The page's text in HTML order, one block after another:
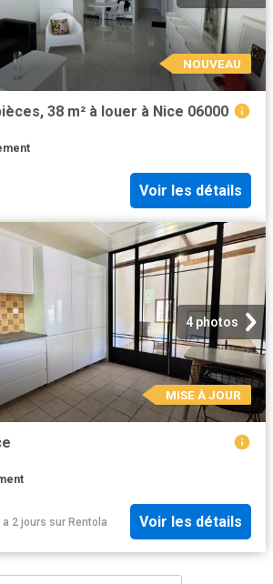
NOUVEAU
38 m² à louer à Nice 06000
Voir les détails
4 photos
MISE À JOUR
2 jours sur Rentola Voir les détails